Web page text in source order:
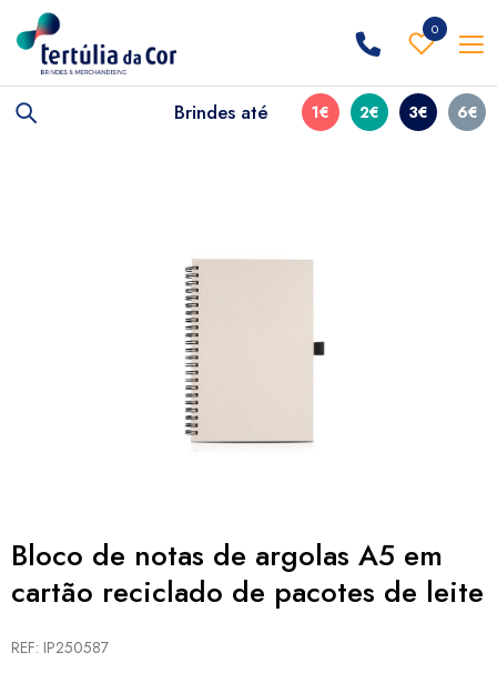
0
Brindes até 1€ 2€ 3€ 6€
Bloco de notas de argolas A5 em
cartão reciclado de pacotes de leite
REF: IP250587